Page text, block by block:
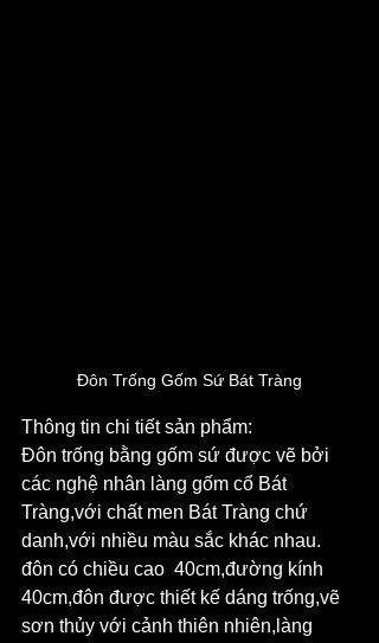
Đôn Trống Gốm Sứ Bát Tràng
Thông tin chi tiết sản phẩm:
Đôn trống bằng gốm sứ được vẽ bởi
các nghệ nhân làng gốm cổ Bát
Tràng,với chất men Bát Tràng chứ
danh,với nhiều màu sắc khác nhau.
đôn có chiều cao  40cm,đường kính
40cm,đôn được thiết kế dáng trống,vẽ
sơn thủy với cảnh thiên nhiên,làng